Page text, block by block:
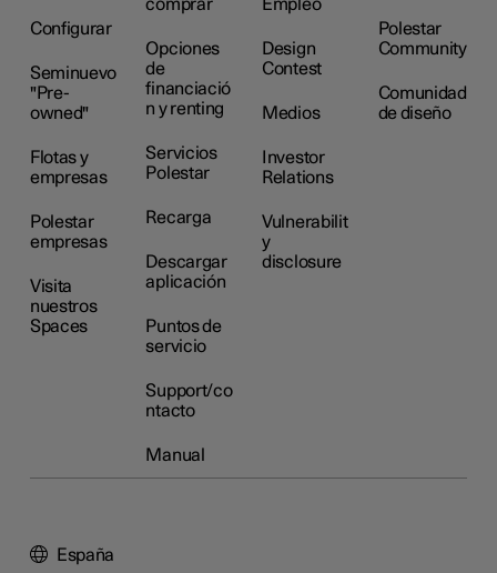
Configurar
Seminuevo
"Pre-
owned"
Flotas y
empresas
Polestar
empresas
Visita
nuestros
Spaces
comprar
Opciones
de
financiació
n y renting
Servicios
Polestar
Recarga
Descargar
aplicación
Puntos de
servicio
Support/co
ntacto
Manual
Empleo
Design
Contest
Medios
Investor
Relations
Vulnerabilit
y
disclosure
Polestar
Community
Comunidad
de diseño
España